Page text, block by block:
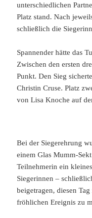
unterschiedlichen
Platz stand. Nach
schließlich die
Spannender hätte das
Zwischen den ersten
Punkt. Den Sieg
Christin Cruse. Platz
von Lisa Knoche auf
Bei der Siegerehrung
einem Glas Mumm-
Teilnehmerin ein
Siegerinnen –
beigetragen, diesen
fröhlichen Ereignis zu